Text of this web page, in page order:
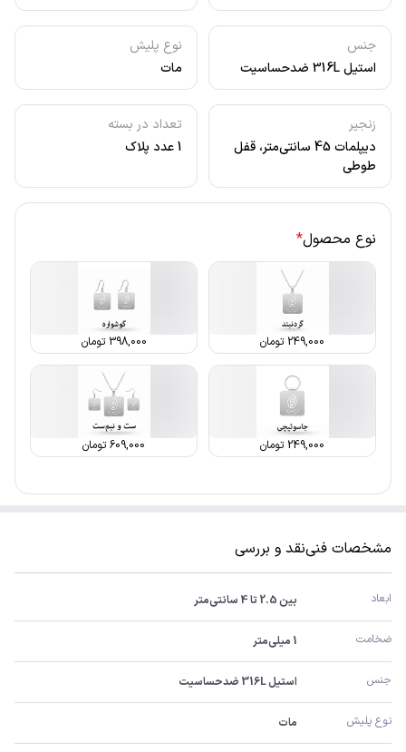
جنس
استیل 316L ضدحساسیت
نوع پلیش
مات
زنجیر
دیپلمات 45 سانتی‌متر، قفل
طوطی
تعداد در بسته
1 عدد پلاک
نوع محصول*
249,000 تومان 398,000 تومان
249,000 تومان 609,000تومان
مشخصات فنینقد و بررسی
ابعاد بین 2.5 تا 4 سانتی‌متر
ضخامت 1 میلی‌متر
جنس استیل 316L ضدحساسیت
نوع پلیش مات